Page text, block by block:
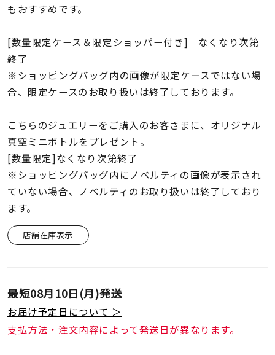
在庫 在庫ありのみ すべて表示
もおすすめです。
[数量限定ケース＆限定ショッパー付き] なくなり次第
終了
※ショッピングバッグ内の画像が限定ケースではない場
合、限定ケースのお取り扱いは終了しております。
こちらのジュエリーをご購入のお客さまに、オリジナル
真空ミニボトルをプレゼント。
[数量限定]なくなり次第終了
※ショッピングバッグ内にノベルティの画像が表示され
ていない場合、ノベルティのお取り扱いは終了しており
ます。
店舗在庫表示
最短08月10日(月)発送
お届け予定日について ＞
支払方法・注文内容によって発送日が異なります。